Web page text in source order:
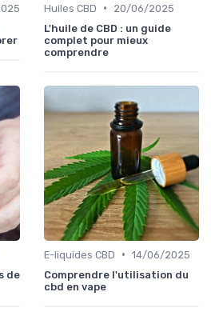
Huiles CBD •
20/06/2025
L'huile de CBD : un guide
complet pour mieux
comprendre
de
E-liquides CBD • 14/06/2025
Comprendre l'utilisation du
cbd en vape